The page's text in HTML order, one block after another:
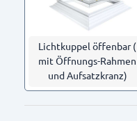
Lichtkuppel öffenbar (
mit Öffnungs-Rahmen
und Aufsatzkranz)